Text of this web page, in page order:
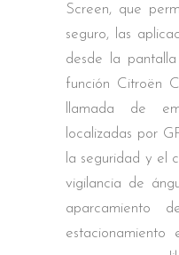
Screen, que
seguro, las
desde la
función Citroën
llamada de
localizadas por
la seguridad y el
vigilancia de
aparcamiento